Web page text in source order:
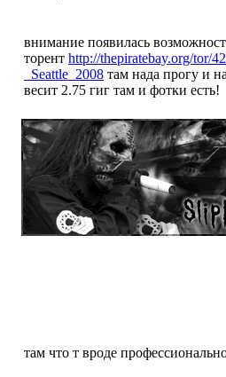
внимание появилась
торент http://thepiratebay.org/tor/
_Seattle_2008 там нада прогу и
весит 2.75 гиг там и фотки есть!
там что т вроде